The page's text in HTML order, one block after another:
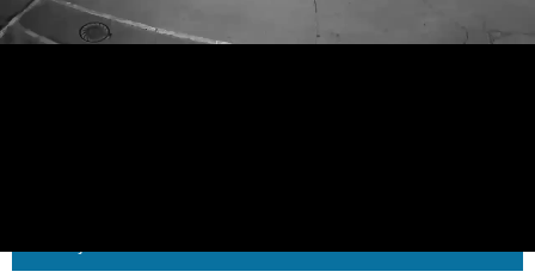
Yeniyetmələr onlara siqaret